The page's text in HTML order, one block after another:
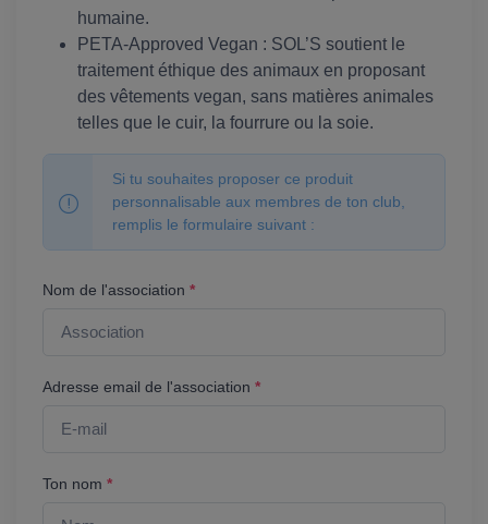
humaine.
PETA-Approved Vegan : SOL’S soutient le
traitement éthique des animaux en proposant
des vêtements vegan, sans matières animales
telles que le cuir, la fourrure ou la soie.
Si tu souhaites proposer ce produit
personnalisable aux membres de ton club,
remplis le formulaire suivant :
Nom de l'association *
Adresse email de l'association *
Ton nom *